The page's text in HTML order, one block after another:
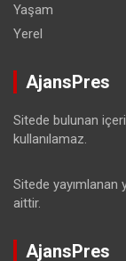
Yaşam
Yerel
AjansPres
Sitede bulunan
kullanılamaz.
Sitede yayımlanan
aittir.
AjansPres